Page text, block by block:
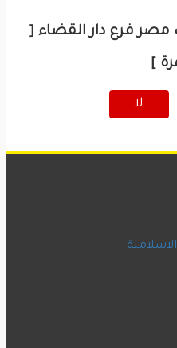
مصر فرع دار القضاء [
]
لا